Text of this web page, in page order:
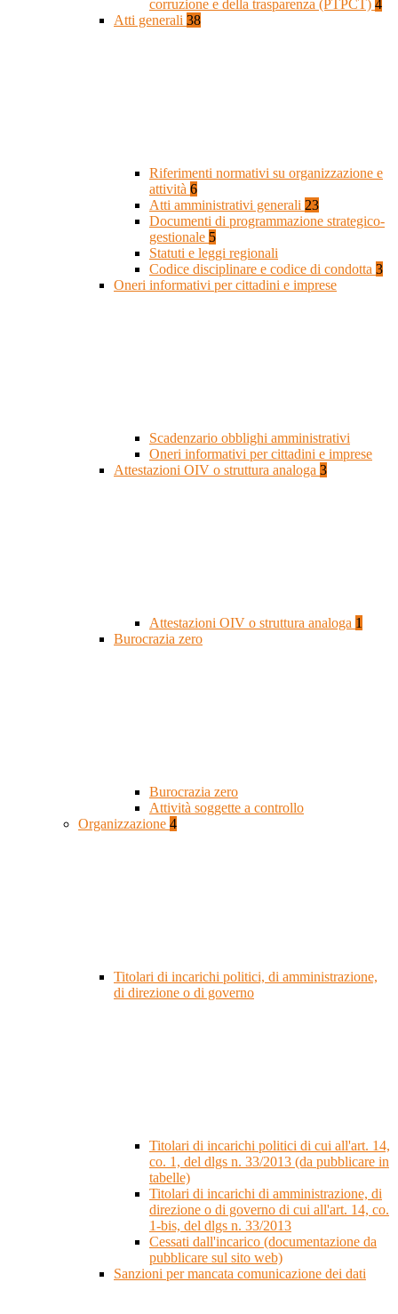
corruzione e della trasparenza (PTPCT) 4
Atti generali 38
Riferimenti normativi su organizzazione e
attività 6
Atti amministrativi generali 23
Documenti di programmazione strategico-
gestionale 5
Statuti e leggi regionali
Codice disciplinare e codice di condotta 3
Oneri informativi per cittadini e imprese
Scadenzario obblighi amministrativi
Oneri informativi per cittadini e imprese
Attestazioni OIV o struttura analoga 3
Attestazioni OIV o struttura analoga 1
Burocrazia zero
Burocrazia zero
Attività soggette a controllo
Organizzazione 4
Titolari di incarichi politici, di amministrazione,
di direzione o di governo
Titolari di incarichi politici di cui all'art. 14,
co. 1, del dlgs n. 33/2013 (da pubblicare in
tabelle)
Titolari di incarichi di amministrazione, di
direzione o di governo di cui all'art. 14, co.
1-bis, del dlgs n. 33/2013
Cessati dall'incarico (documentazione da
pubblicare sul sito web)
Sanzioni per mancata comunicazione dei dati